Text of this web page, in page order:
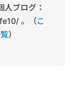
ブログ：
。（こ
）